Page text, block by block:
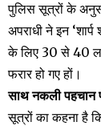
पुलिस सूत्रों के
अपराधी ने इन
के लिए 30 से 40
फरार हो गए हों।
साथ नकली पहचान
सूत्रों का कहना है